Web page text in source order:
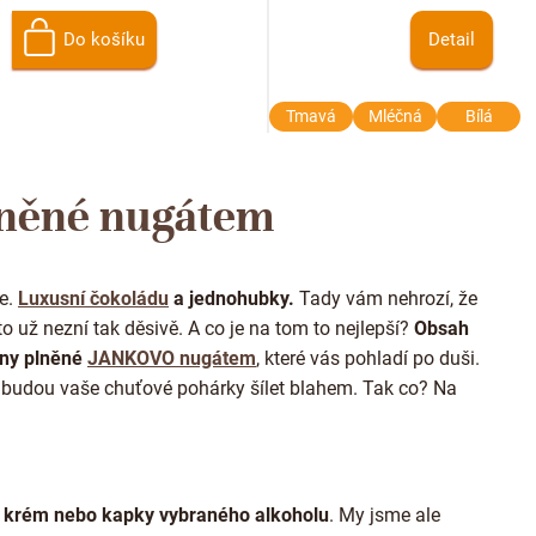
Do košíku Detail
Tmavá Mléčná Bílá
l
á
c
í
p
r
v
p
i
nugátem
Luxusní čokoládu a jednohubky. Tady vám nehrozí, že
už nezní tak děsivě. A co je na tom to nejlepší? Obsah
plněné JANKOVO nugátem, které vás pohladí po duši.
vaše chuťové pohárky šílet blahem. Tak co? Na
nebo kapky vybraného alkoholu. My jsme ale